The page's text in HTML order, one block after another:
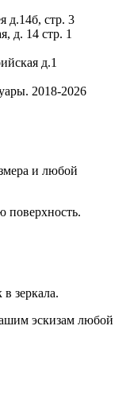
д.14б, стр. 3
д. 14 стр. 1
д.1
2018-2026
и любой
поверхность.
зеркала.
эскизам любой